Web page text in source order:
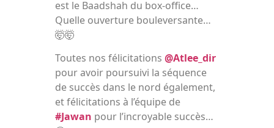
est le Baadshah du box-office…
Quelle ouverture bouleversante…
🤯🤯
Toutes nos félicitations @Atlee_dir
pour avoir poursuivi la séquence
de succès dans le nord également,
et félicitations à l’équipe de
#Jawan pour l’incroyable succès…